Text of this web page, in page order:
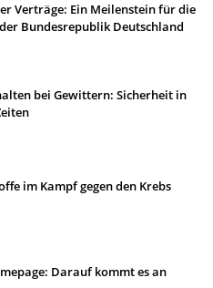
Verträge: Ein Meilenstein für die
Bundesrepublik Deutschland
bei Gewittern: Sicherheit in
im Kampf gegen den Krebs
Darauf kommt es an